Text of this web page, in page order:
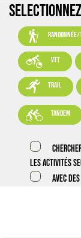

 VTT
 trail
 tandem
les activités
Avec